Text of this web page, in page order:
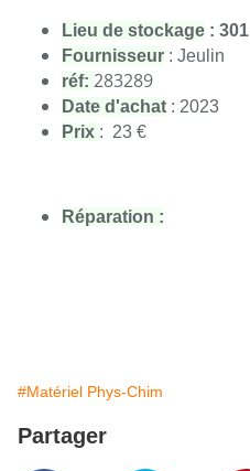
Lieu de stockage : 301
Fournisseur : Jeulin
réf: 283289
Date d'achat : 2023
Prix : 23 €
Réparation :
#Matériel Phys-Chim
Partager